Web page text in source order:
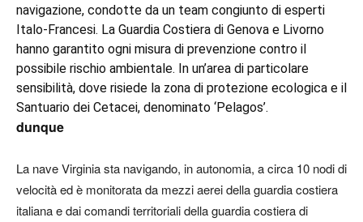
navigazione, condotte da un team congiunto di esperti
Italo-Francesi. La Guardia Costiera di Genova e Livorno
hanno garantito ogni misura di prevenzione contro il
possibile rischio ambientale. In un’area di particolare
sensibilità, dove risiede la zona di protezione ecologica e il
Santuario dei Cetacei, denominato ‘Pelagos’.
dunque
La nave Virginia sta navigando, in autonomia, a circa 10 nodi di
velocità ed è monitorata da mezzi aerei della guardia costiera
italiana e dai comandi territoriali della guardia costiera di